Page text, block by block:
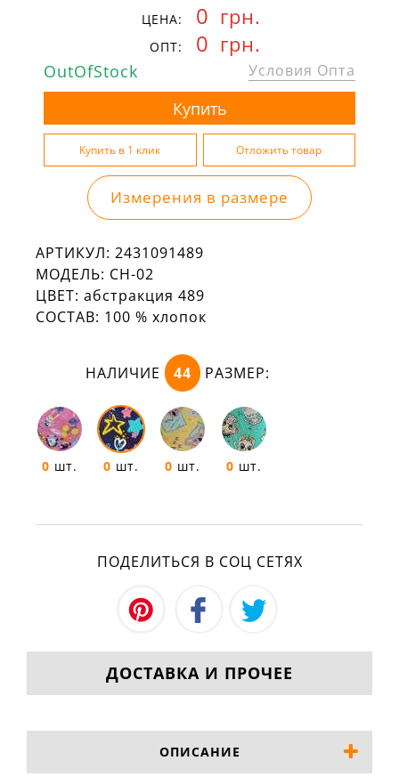
ЦЕНА: 0 грн.
ОПТ: 0 грн.
OutOfStock Условия Опта
Измерения в размере
АРТИКУЛ: 2431091489
МОДЕЛЬ: СН-02
ЦВЕТ: абстракция 489
СОСТАВ: 100 % хлопок
НАЛИЧИЕ 44 РАЗМЕР:
0 шт. 0 шт. 0 шт. 0 шт.
ПОДЕЛИТЬСЯ В СОЦ СЕТЯХ
ДОСТАВКА И ПРОЧЕЕ
ОПИСАНИЕ